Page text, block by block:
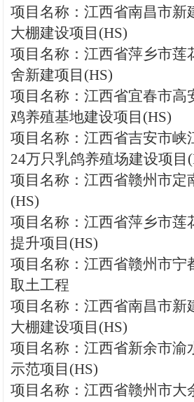
项目名称：江西省南昌市新
大棚建设项目(HS)
项目名称：江西省萍乡市
舍新建项目(HS)
项目名称：江西省宜春市高
鸡养殖基地建设项目(HS)
项目名称：江西省吉安市
24万只乳鸽养殖场建设项目
项目名称：江西省赣州市
(HS)
项目名称：江西省萍乡市
提升项目(HS)
项目名称：江西省赣州市
取土工程
项目名称：江西省南昌市
大棚建设项目(HS)
项目名称：江西省新余市
示范项目(HS)
项目名称：江西省赣州市